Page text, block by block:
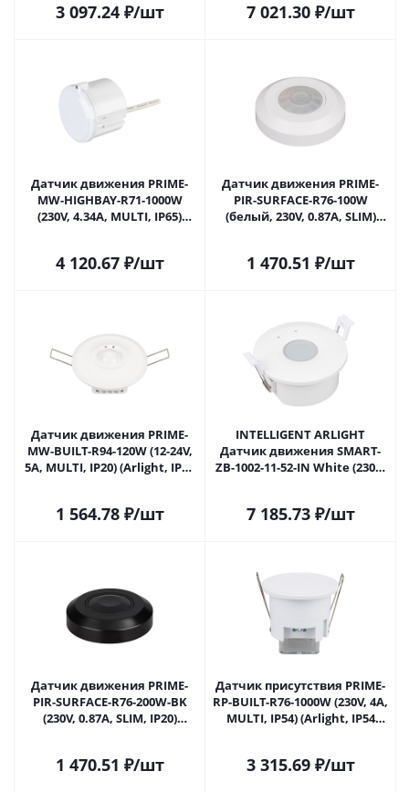
3 097.24₽/шт 7 021.30₽/шт
Датчик движения PRIME-
MW-HIGHBAY-R71-1000W
(230V, 4.34A, MULTI, IP65)
4 120.67₽/шт
Датчик движения PRIME-
PIR-SURFACE-R76-100W
(белый, 230V, 0.87A, SLIM)
1 470.51 ₽/шт
Датчик движения PRIME-
MW-BUILT-R94-120W (12-24V,
5A, MULTI, IP20) (Arlight, IP20
1 564.78₽/шт
INTELLIGENT ARLIGHT
Датчик движения SMART-
ZB-1002-11-52-IN White (230V,
Москве
7 185.73₽/шт
Датчик движения PRIME-
PIR-SURFACE-R76-200W-BK
(230V, 0.87A, SLIM, IP20)
1 470.51 ₽/шт
Датчик присутствия PRIME-
RP-BUILT-R76-1000W (230V, 4A,
MULTI, IP54) (Arlight, IP54
3 315.69₽/шт